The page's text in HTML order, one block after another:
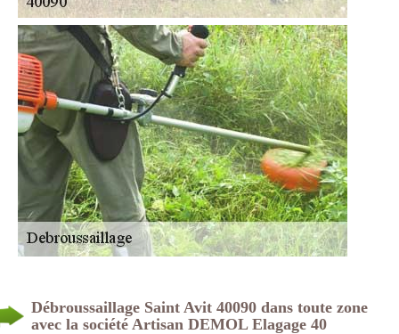
Débroussaillage Saint Avit 40090 dans toute zone
avec la société Artisan DEMOL Elagage 40